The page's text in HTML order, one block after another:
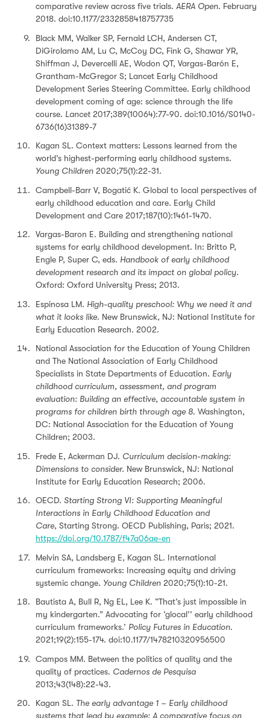
comparative review across five trials. AERA Open. February
2018. doi:10.1177/2332858418757735
Black MM, Walker SP, Fernald LCH, Andersen CT,
DiGirolamo AM, Lu C, McCoy DC, Fink G, Shawar YR,
Shiffman J, Devercelli AE, Wodon QT, Vargas-Barón E,
Grantham-McGregor S; Lancet Early Childhood
Development Series Steering Committee. Early childhood
development coming of age: science through the life
course. Lancet 2017;389(10064):77-90. doi:10.1016/S0140-
6736(16)31389-7
Kagan SL. Context matters: Lessons learned from the
world’s highest-performing early childhood systems.
Young Children 2020;75(1):22-31.
Campbell-Barr V, Bogatić K. Global to local perspectives of
early childhood education and care. Early Child
Development and Care 2017;187(10):1461-1470.
Vargas-Baron E. Building and strengthening national
systems for early childhood development. In: Britto P,
Engle P, Super C, eds. Handbook of early childhood
development research and its impact on global policy.
Oxford: Oxford University Press; 2013.
Espinosa LM. High-quality preschool: Why we need it and
what it looks like. New Brunswick, NJ: National Institute for
Early Education Research. 2002.
National Association for the Education of Young Children
and The National Association of Early Childhood
Specialists in State Departments of Education. Early
childhood curriculum, assessment, and program
evaluation: Building an effective, accountable system in
programs for children birth through age 8. Washington,
DC: National Association for the Education of Young
Children; 2003.
Frede E, Ackerman DJ. Curriculum decision-making:
Dimensions to consider. New Brunswick, NJ: National
Institute for Early Education Research; 2006.
OECD. Starting Strong VI: Supporting Meaningful
Interactions in Early Childhood Education and
Care, Starting Strong. OECD Publishing, Paris; 2021.
https://doi.org/10.1787/f47a06ae-en
Melvin SA, Landsberg E, Kagan SL. International
curriculum frameworks: Increasing equity and driving
systemic change. Young Children 2020;75(1):10-21.
Bautista A, Bull R, Ng EL, Lee K. “That’s just impossible in
my kindergarten.” Advocating for ‘glocal’’ early childhood
curriculum frameworks.’ Policy Futures in Education.
2021;19(2):155-174. doi:10.1177/1478210320956500
Campos MM. Between the politics of quality and the
quality of practices. Cadernos de Pesquisa
2013;43(148):22-43.
Kagan SL. The early advantage 1 – Early childhood
systems that lead by example: A comparative focus on